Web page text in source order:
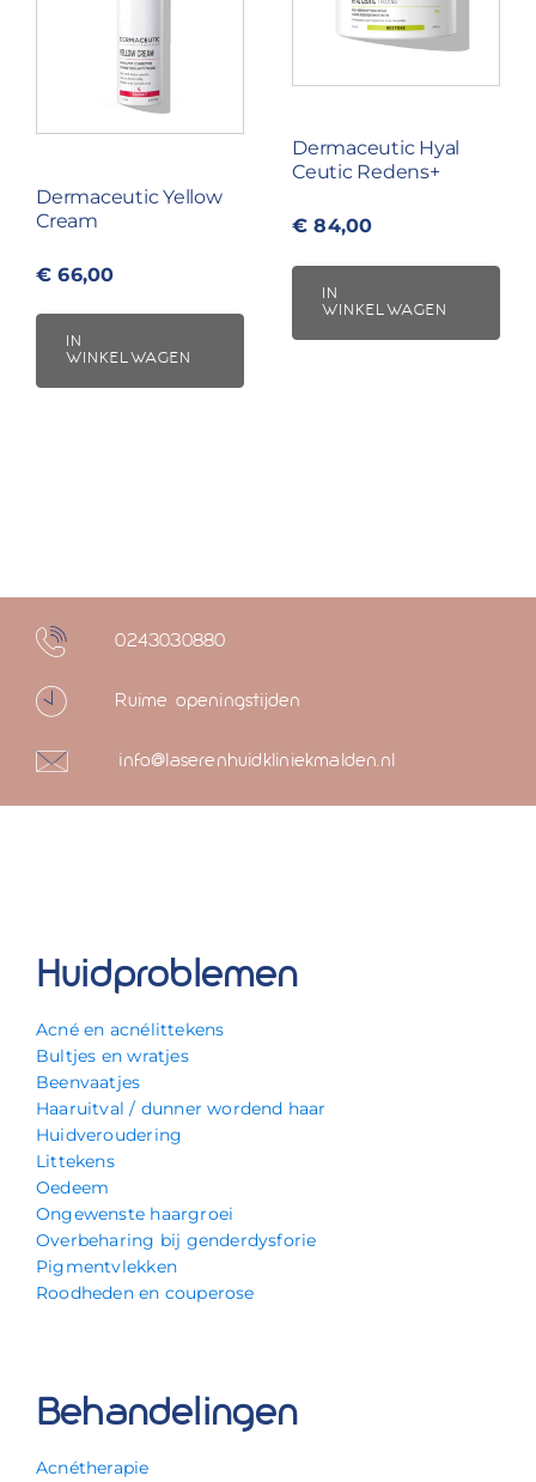
Dermaceutic Yellow
Cream
€ 66,00
IN
WINKELWAGEN
Dermaceutic Hyal
Ceutic Redens+
€ 84,00
IN
WINKELWAGEN
0243030880
Ruime openingstijden
info@laserenhuidkliniekmalden.nl
Huidproblemen
Acné en acnélittekens
Bultjes en wratjes
Beenvaatjes
Haaruitval / dunner wordend haar
Huidveroudering
Littekens
Oedeem
Ongewenste haargroei
Overbeharing bij genderdysforie
Pigmentvlekken
Roodheden en couperose
Behandelingen
Acnétherapie